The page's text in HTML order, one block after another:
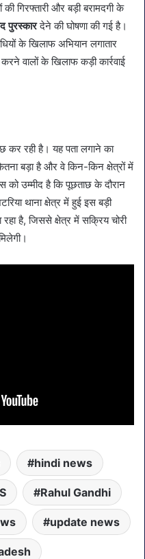
गिरफ्तारी और बड़ी बरामदगी के
पुरस्कारदेने की घोषणा की गई है।
के खिलाफ अभियान लगातार
वालों के खिलाफ कड़ी कार्रवाई
कर रही है। यह पता लगाने का
बड़ा है और वे किन-किन क्षेत्रों में
को उम्मीद है कि पूछताछ के दौरान
थाना क्षेत्र में हुई इस बड़ी
रहा है, जिससे क्षेत्र में सक्रिय चोरी
hindi news
Rahul Gandhi
update news